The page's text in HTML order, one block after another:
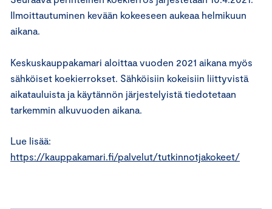
Ilmoittautuminen kevään kokeeseen aukeaa helmikuun
aikana.
Keskuskauppakamari aloittaa vuoden 2021 aikana myös
sähköiset koekierrokset. Sähköisiin kokeisiin liittyvistä
aikatauluista ja käytännön järjestelyistä tiedotetaan
tarkemmin alkuvuoden aikana.
Lue lisää:
https://kauppakamari.fi/palvelut/tutkinnotjakokeet/